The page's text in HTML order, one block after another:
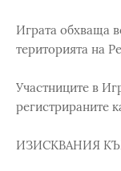
Играта обхваща
територията на
Участниците в
регистрираните
ИЗИСКВАНИЯ